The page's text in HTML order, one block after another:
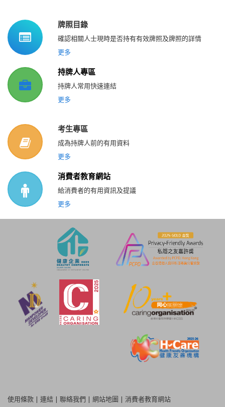
牌照目錄
確認相關人士現時是否持有有效牌照及牌照的詳情
更多
持牌人專區
持牌人常用快速連結
更多
考生專區
成為持牌人前的有用資料
更多
消費者教育網站
給消費者的有用資訊及提議
更多
使用條款 | 連結 | 聯絡我們 | 網站地圖 | 消費者教育網站